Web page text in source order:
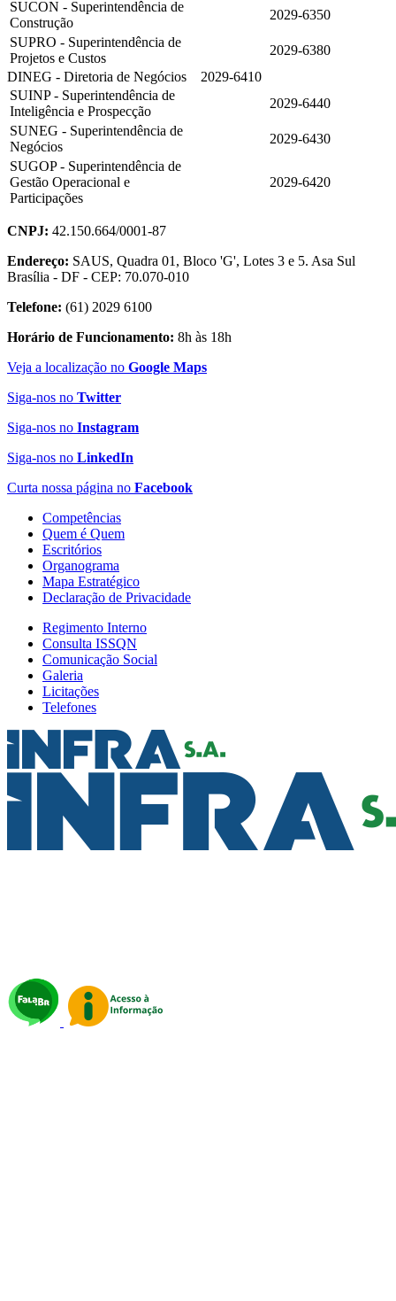
SUCON - Superintendência de
Construção
2029-6350
SUPRO - Superintendência de
Projetos e Custos
2029-6380
DINEG - Diretoria de Negócios
2029-6410
SUINP - Superintendência de
Inteligência e Prospecção
2029-6440
SUNEG - Superintendência de
Negócios
2029-6430
SUGOP - Superintendência de
Gestão Operacional e
Participações
2029-6420
CNPJ: 42.150.664/0001-87
Endereço: SAUS, Quadra 01, Bloco 'G', Lotes 3 e 5. Asa Sul
Brasília - DF - CEP: 70.070-010
Telefone: (61) 2029 6100
Horário de Funcionamento: 8h às 18h
Veja a localização no Google Maps
Siga-nos no Twitter
Siga-nos no Instagram
Siga-nos no LinkedIn
Curta nossa página no Facebook
Competências
Quem é Quem
Escritórios
Organograma
Mapa Estratégico
Declaração de Privacidade
Regimento Interno
Consulta ISSQN
Comunicação Social
Galeria
Licitações
Telefones